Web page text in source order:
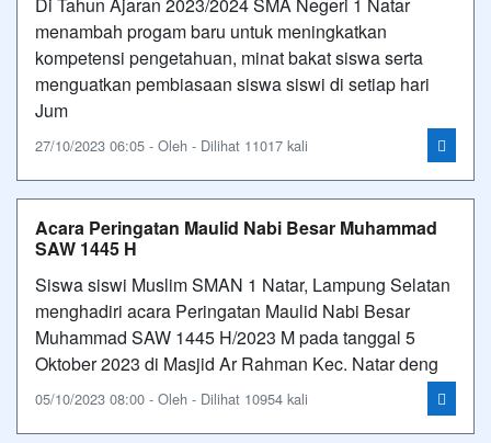
menambah progam baru untuk meningkatkan
kompetensi pengetahuan, minat bakat siswa serta
menguatkan pembiasaan siswa siswi di setiap hari
Jum
27/10/2023 06:05 - Oleh - Dilihat 11017 kali
Acara Peringatan Maulid Nabi Besar Muhammad
SAW 1445 H
Siswa siswi Muslim SMAN 1 Natar, Lampung Selatan
menghadiri acara Peringatan Maulid Nabi Besar
Muhammad SAW 1445 H/2023 M pada tanggal 5
Oktober 2023 di Masjid Ar Rahman Kec. Natar deng
05/10/2023 08:00 - Oleh - Dilihat 10954 kali